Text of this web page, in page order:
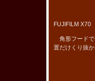
FUJIFILM X70
角形フードで
置だけくり抜か